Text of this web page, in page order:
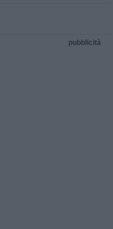
pubblicità